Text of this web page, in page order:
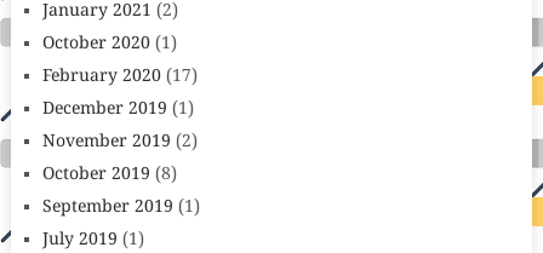
January 2021 (2)
October 2020(1)
February 2020(17)
December 2019 (1)
November 2019 (2)
October 2019 (8)
September 2019 (1)
July 2019 (1)